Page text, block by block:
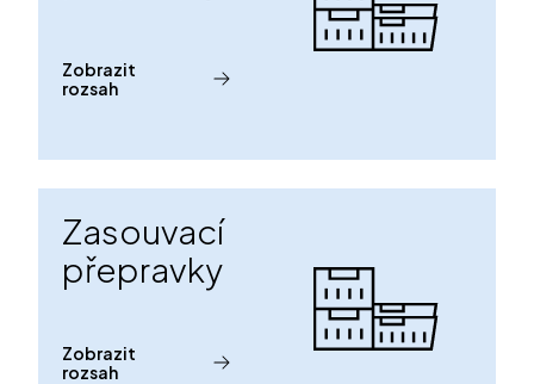
Zobrazit
rozsah
Zasouvací
přepravky
Zobrazit
rozsah